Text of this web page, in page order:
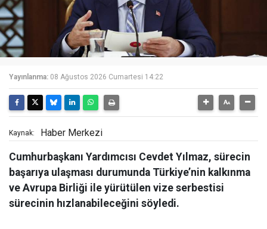
Yayınlanma: 08 Ağustos 2026 Cumartesi 14:22
Kaynak: Haber Merkezi
Cumhurbaşkanı Yardımcısı Cevdet Yılmaz, sürecin
başarıya ulaşması durumunda Türkiye’nin kalkınma
ve Avrupa Birliği ile yürütülen vize serbestisi
sürecinin hızlanabileceğini söyledi.